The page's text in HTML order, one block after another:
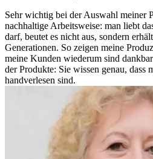
Sehr wichtig bei der Auswahl meiner
nachhaltige Arbeitsweise: man liebt
darf, beutet es nicht aus, sondern
Generationen. So zeigen meine
meine Kunden wiederum sind
der Produkte: Sie wissen genau, dass
handverlesen sind.